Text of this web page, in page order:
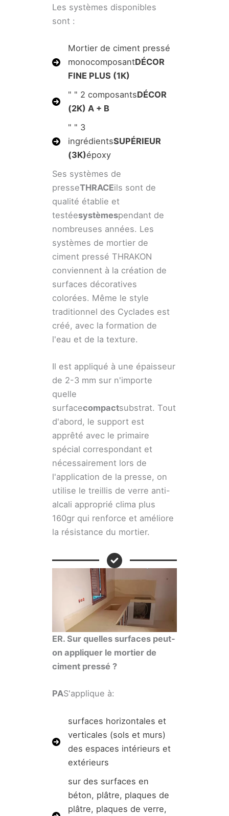
Les systèmes disponibles
sont :
Mortier de ciment pressé
monocomposantDÉCOR
FINE PLUS (1K)
" " 2 composantsDÉCOR
(2K) A + B
" " 3
ingrédientsSUPÉRIEUR
(3K)époxy
Ses systèmes de
presseTHRACEils sont de
qualité établie et
testéesystèmespendant de
nombreuses années. Les
systèmes de mortier de
ciment pressé THRAKON
conviennent à la création de
surfaces décoratives
colorées. Même le style
traditionnel des Cyclades est
créé, avec la formation de
l'eau et de la texture.
Il est appliqué à une épaisseur
de 2-3 mm sur n'importe
quelle
surfacecompactsubstrat. Tout
d'abord, le support est
apprêté avec le primaire
spécial correspondant et
nécessairement lors de
l'application de la presse, on
utilise le treillis de verre anti-
alcali approprié clima plus
160gr qui renforce et améliore
la résistance du mortier.
ER. Sur quelles surfaces peut-
on appliquer le mortier de
ciment pressé ?
PAS'applique à:
surfaces horizontales et
verticales (sols et murs)
des espaces intérieurs et
extérieurs
sur des surfaces en
béton, plâtre, plaques de
plâtre, plaques de verre,